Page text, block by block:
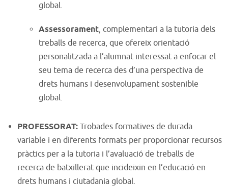
global.
Assessorament, complementari a la tutoria dels
treballs de recerca, que ofereix orientació
personalitzada a l’alumnat interessat a enfocar el
seu tema de recerca des d’una perspectiva de
drets humans i desenvolupament sostenible
global.
PROFESSORAT:Trobades formatives de durada
variable i en diferents formats per proporcionar recursos
pràctics per a la tutoria i l’avaluació de treballs de
recerca de batxillerat que incideixin en l’educació en
drets humans i ciutadania global.